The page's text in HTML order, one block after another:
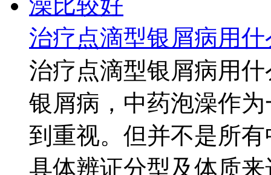
治疗点滴型银屑病用
治疗点滴型银屑病用
银屑病，中药泡澡作
到重视。但并不是所
具体辨证分型及体质